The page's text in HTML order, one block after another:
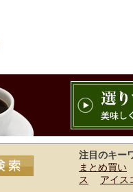
注目のキー
まとめ買い
ス
アイス